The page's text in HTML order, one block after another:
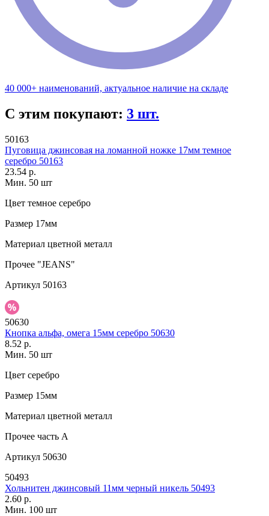
40 000+ наименований, актуальное наличие на складе
С этим покупают: 3 шт.
50163
Пуговица джинсовая на ломанной ножке 17мм темное
серебро 50163
23.54 р.
Мин. 50 шт
Цвет темное серебро
Размер 17мм
Материал цветной металл
Прочее "JEANS"
Артикул 50163
50630
Кнопка альфа, омега 15мм серебро 50630
8.52 р.
Мин. 50 шт
Цвет серебро
Размер 15мм
Материал цветной металл
Прочее часть A
Артикул 50630
50493
Хольнитен джинсовый 11мм черный никель 50493
2.60 р.
Мин. 100 шт